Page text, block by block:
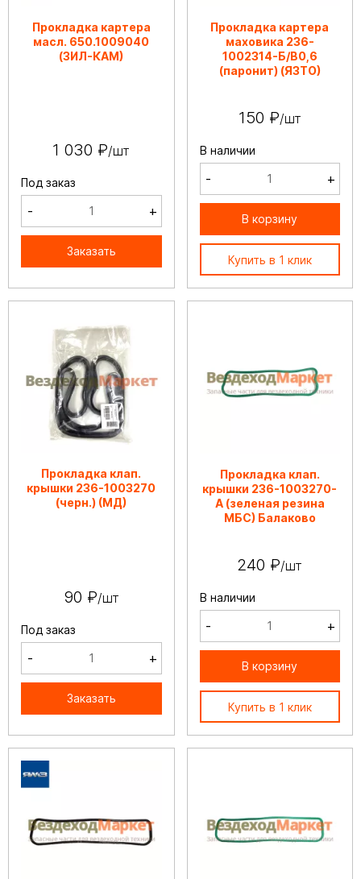
Прокладка картера
масл. 650.1009040
(ЗИЛ-КАМ)
1 030 ₽/шт
Под заказ
- +
Заказать
Прокладка картера
маховика 236-
1002314-Б/В0,6
(паронит) (ЯЗТО)
150 ₽/шт
В наличии
- +
В корзину
Купить в 1 клик
Прокладка клап.
крышки 236-1003270
(черн.) (МД)
90 ₽/шт
Под заказ
- +
Заказать
Прокладка клап.
крышки 236-1003270-
А (зеленая резина
МБС) Балаково
240 ₽/шт
В наличии
- +
В корзину
Купить в 1 клик